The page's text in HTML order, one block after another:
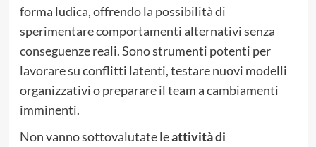
forma ludica, offrendo la possibilità di
sperimentare comportamenti alternativi senza
conseguenze reali. Sono strumenti potenti per
lavorare su conflitti latenti, testare nuovi modelli
organizzativi o preparare il team a cambiamenti
imminenti.
Non vanno sottovalutate leattività di